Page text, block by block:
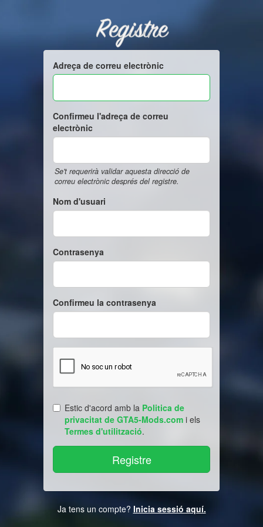
Registre
Adreça de correu electrònic
Confirmeu l'adreça de correu
electrònic
Se't requerirà validar aquesta direcció de
correu electrònic després del registre.
Nom d'usuari
Contrasenya
Confirmeu la contrasenya
Estic d'acord amb la Politica de
privacitat de GTA5-Mods.com i els
Termes d'utilització.
Ja tens un compte? Inicia sessió aquí.